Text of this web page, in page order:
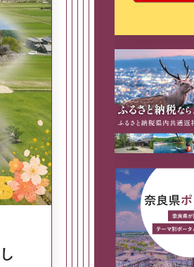
奈良県政策集